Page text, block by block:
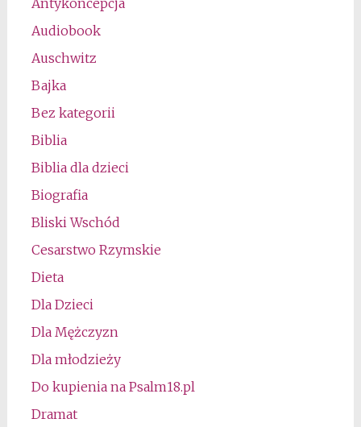
Antykoncepcja
Audiobook
Auschwitz
Bajka
Bez kategorii
Biblia
Biblia dla dzieci
Biografia
Bliski Wschód
Cesarstwo Rzymskie
Dieta
Dla Dzieci
Dla Mężczyzn
Dla młodzieży
Do kupienia na Psalm18.pl
Dramat